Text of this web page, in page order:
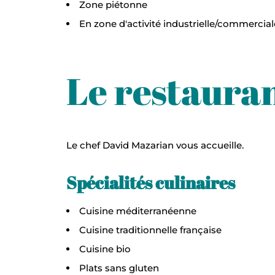
Zone piétonne
En zone d'activité industrielle/
Le
Le chef David Mazarian vous accueille.
Spécialités culinaires
Cuisine méditerranéenne
Cuisine traditionnelle française
Cuisine bio
Plats sans gluten